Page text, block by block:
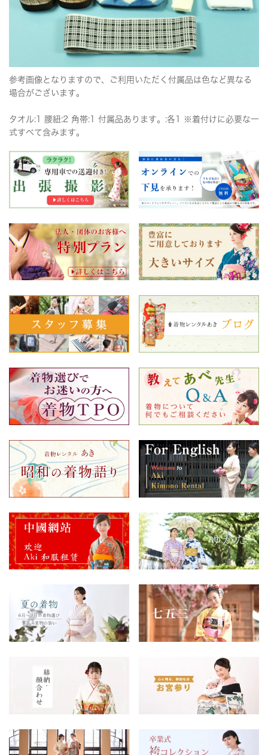
参考画像となりますので、ご利用いただく付属品は色など異なる
場合がございます。
タオル:1 腰紐:2 角帯:1 付属品あります。:各1 ※着付けに必要な一
式すべて含みます。